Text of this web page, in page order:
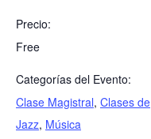
Precio:
Free
Categorías del Evento:
Clase Magistral, Clases de
Jazz, Música